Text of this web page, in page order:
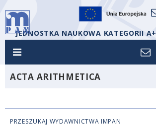
JEDNOSTKA NAUKOWA KATEGORII A+
ACTA ARITHMETICA
PRZESZUKAJ WYDAWNICTWA IMPAN